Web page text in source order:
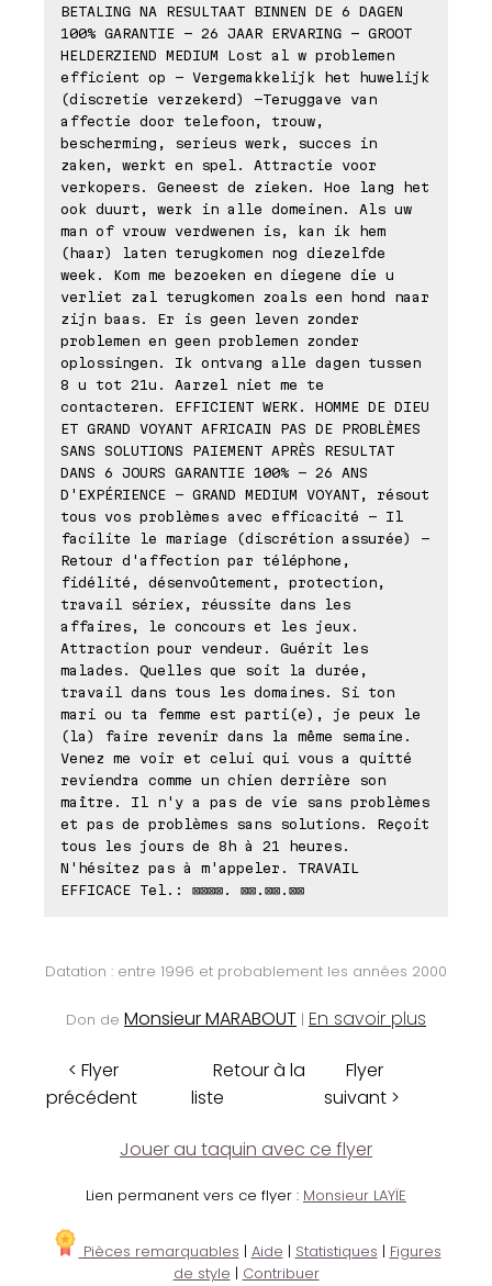
BETALING NA RESULTAAT BINNEN DE 6 DAGEN
100% GARANTIE - 26 JAAR ERVARING - GROOT
HELDERZIEND MEDIUM Lost al w problemen
efficient op - Vergemakkelijk het huwelijk
(discretie verzekerd) -Teruggave van
affectie door telefoon, trouw,
bescherming, serieus werk, succes in
zaken, werkt en spel. Attractie voor
verkopers. Geneest de zieken. Hoe lang het
ook duurt, werk in alle domeinen. Als uw
man of vrouw verdwenen is, kan ik hem
(haar) laten terugkomen nog diezelfde
week. Kom me bezoeken en diegene die u
verliet zal terugkomen zoals een hond naar
zijn baas. Er is geen leven zonder
problemen en geen problemen zonder
oplossingen. Ik ontvang alle dagen tussen
8 u tot 21u. Aarzel niet me te
contacteren. EFFICIENT WERK. HOMME DE DIEU
ET GRAND VOYANT AFRICAIN PAS DE PROBLÈMES
SANS SOLUTIONS PAIEMENT APRÈS RESULTAT
DANS 6 JOURS GARANTIE 100% - 26 ANS
D'EXPÉRIENCE - GRAND MEDIUM VOYANT, résout
tous vos problèmes avec efficacité - Il
facilite le mariage (discrétion assurée) -
Retour d'affection par téléphone,
fidélité, désenvoûtement, protection,
travail sériex, réussite dans les
affaires, le concours et les jeux.
Attraction pour vendeur. Guérit les
malades. Quelles que soit la durée,
travail dans tous les domaines. Si ton
mari ou ta femme est parti(e), je peux le
(la) faire revenir dans la même semaine.
Venez me voir et celui qui vous a quitté
reviendra comme un chien derrière son
maître. Il n'y a pas de vie sans problèmes
et pas de problèmes sans solutions. Reçoit
tous les jours de 8h à 21 heures.
N'hésitez pas à m'appeler. TRAVAIL
EFFICACE Tel.: ⊠⊠⊠⊠. ⊠⊠.⊠⊠.⊠⊠
Datation : entre 1996 et probablement les années 2000
Don de Monsieur MARABOUT | En savoir plus
< Flyer
précédent
Retour à la
liste
Flyer
suivant >
Jouer au taquin avec ce flyer
Lien permanent vers ce flyer : Monsieur LAYÏE
Pièces remarquables | Aide | Statistiques | Figures
de style | Contribuer